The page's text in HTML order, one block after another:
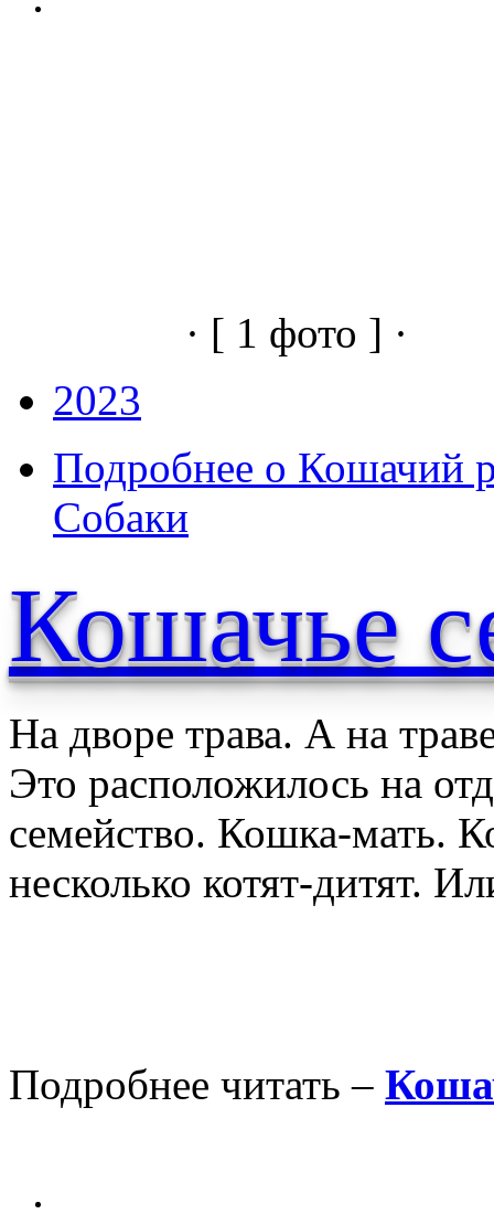
· [ 1 фото ] ·
2023
Подробнее о Кошачий
Собаки
Кошачье
На дворе трава. А на
Это расположилось на
семейство. Кошка-мать.
несколько котят-дитят.
Подробнее читать –